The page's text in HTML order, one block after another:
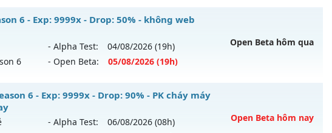
6 - Exp: 9999x - Drop: 50% - không web
- Alpha Test: 04/08/2026 (19h)
6 - Open Beta: 05/08/2026 (19h)
Open Beta hôm qua
web shop cày chay
08 2026 - Mở máy chủNoriavào 19h ngày 05/08/2626
6 - Exp: 9999x - Drop: 90% - PK cháy máy
- Alpha Test: 06/08/2026 (08h)
Open Beta hôm nay